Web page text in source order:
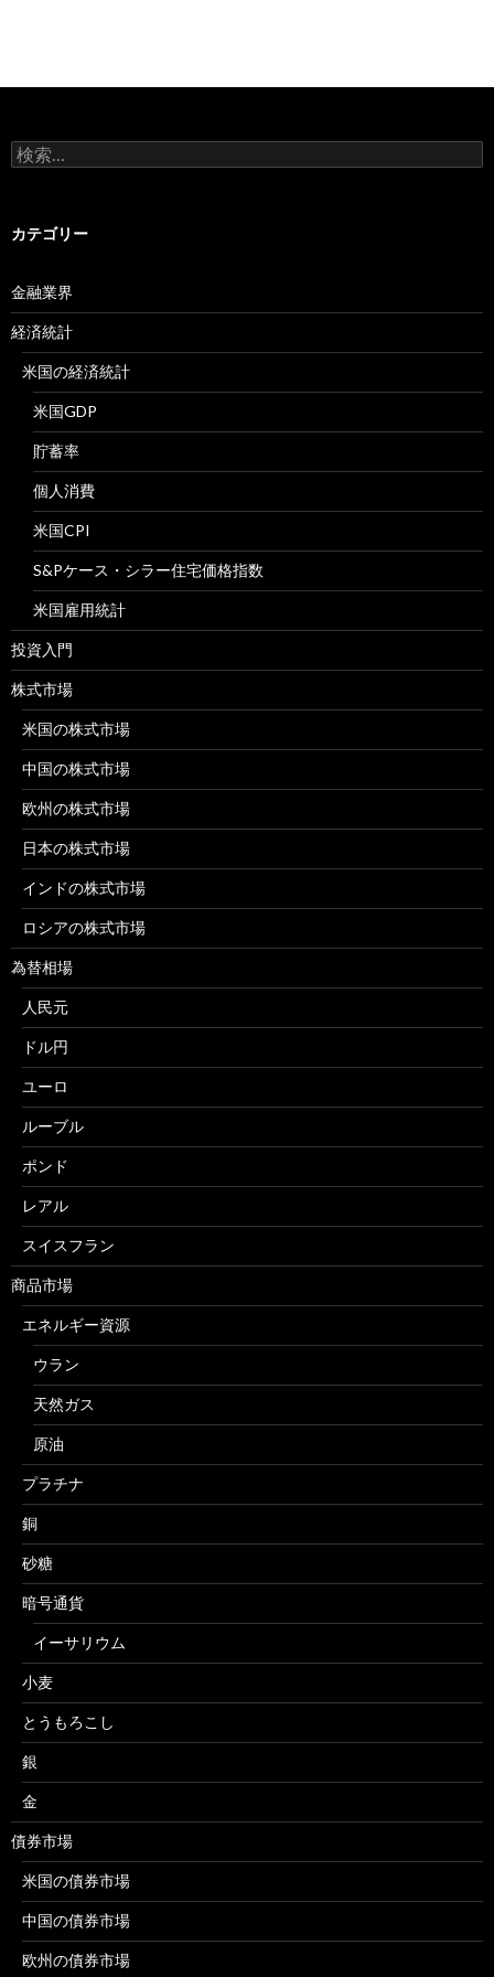
検
索:
カテゴリー
金融業界
経済統計
米国の経済統計
米国GDP
貯蓄率
個人消費
米国CPI
S&Pケース・シラー住宅価格指数
米国雇用統計
投資入門
株式市場
米国の株式市場
中国の株式市場
欧州の株式市場
日本の株式市場
インドの株式市場
ロシアの株式市場
為替相場
人民元
ドル円
ユーロ
ルーブル
ポンド
レアル
スイスフラン
商品市場
エネルギー資源
ウラン
天然ガス
原油
プラチナ
銅
砂糖
暗号通貨
イーサリウム
小麦
とうもろこし
銀
金
債券市場
米国の債券市場
中国の債券市場
欧州の債券市場